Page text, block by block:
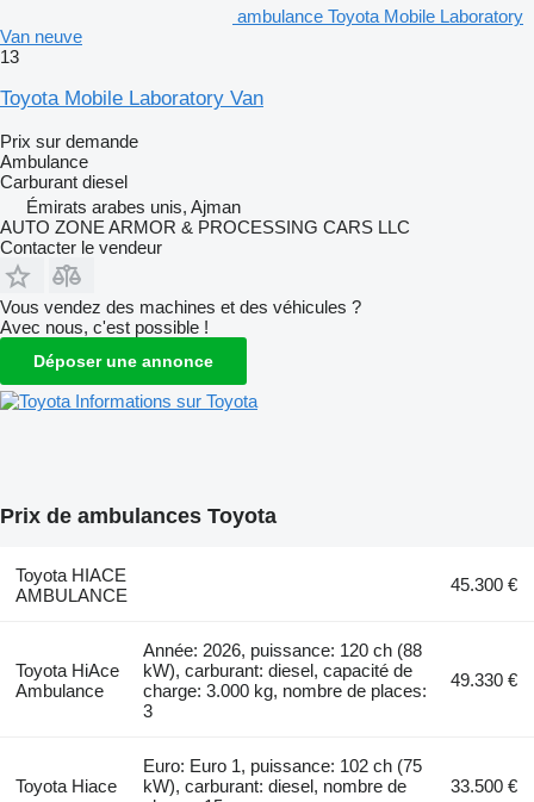
ambulance Toyota Mobile Laboratory
Van neuve
13
Toyota Mobile Laboratory Van
Prix sur demande
Ambulance
Carburant diesel
Émirats arabes unis, Ajman
AUTO ZONE ARMOR & PROCESSING CARS LLC
Contacter le vendeur
Vous vendez des machines et des véhicules ?
Avec nous, c'est possible !
Déposer une annonce
Informations sur Toyota
Prix de ambulances Toyota
Toyota HIACE
AMBULANCE
45.300 €
Toyota HiAce
Ambulance
Année: 2026, puissance: 120 ch (88
kW), carburant: diesel, capacité de
charge: 3.000 kg, nombre de places:
3
49.330 €
Toyota Hiace
Euro: Euro 1, puissance: 102 ch (75
kW), carburant: diesel, nombre de
33.500 €